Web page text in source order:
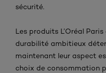
sécurité.
Les produits L’Oréal
durabilité ambitieux
maintenant leur aspect
choix de consommation